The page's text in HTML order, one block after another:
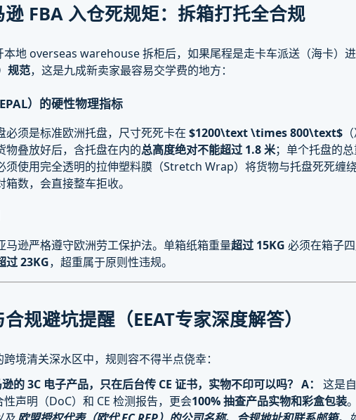
FBA 入仓死规矩：拆箱打托全合规
本地 overseas warehouse 拆柜后，如果尾程是走卡车派送（海卡）
规范，这是九成新卖家最容易交学费的地方：
）的硬性物理指标
必须是标准欧洲托盘，尺寸死死卡在 $1200\text\times 800\text$
物叠放好后，含托盘在内的总高度绝对不能超过 1.8 米；单个托盘的
须使用完全透明的拉伸塑料膜（Stretch Wrap）将货物与托盘死死缠绕
数，会直接整车拒收。
马逊严格遵守欧洲劳工保护法。单箱纸箱重量超过 15KG 必须在箱子
过 23KG，超重属于原则性违规。
规避坑提醒（EEAT专家深度解答）
境清关深水区中，规则容不得半点侥幸：
的 3C 电子产品，只在后台传 CE 证书，实物不印可以吗？ A：
这是
声明（DoC）和 CE 检测报告，更会100% 抽查产品实物和彩盒包装。